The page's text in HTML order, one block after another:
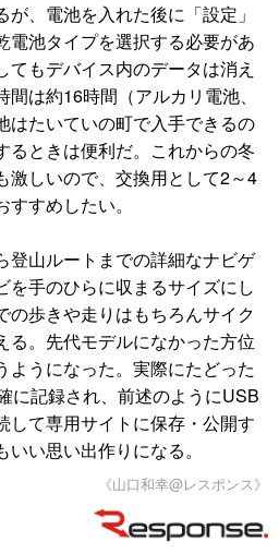
、電池を入れた後に「設定」
池タイプを選択する必要があ
てもデバイス内のデータは消え
は約16時間（アルカリ電池、
はたいていの町で入手できるの
るときは便利だ。これからの冬
激しいので、交換用として2～4
すめしたい。
登山ルートまでの詳細なナビゲ
を手のひらに収まるサイズにし
の歩きや走りはもちろんサイク
る。先代モデルになかった方位
ようになった。実際にたどった
に記録され、前述のようにUSB
して専用サイトに保存・公開す
い思い出作りになる。
《山口和幸@レスポンス》